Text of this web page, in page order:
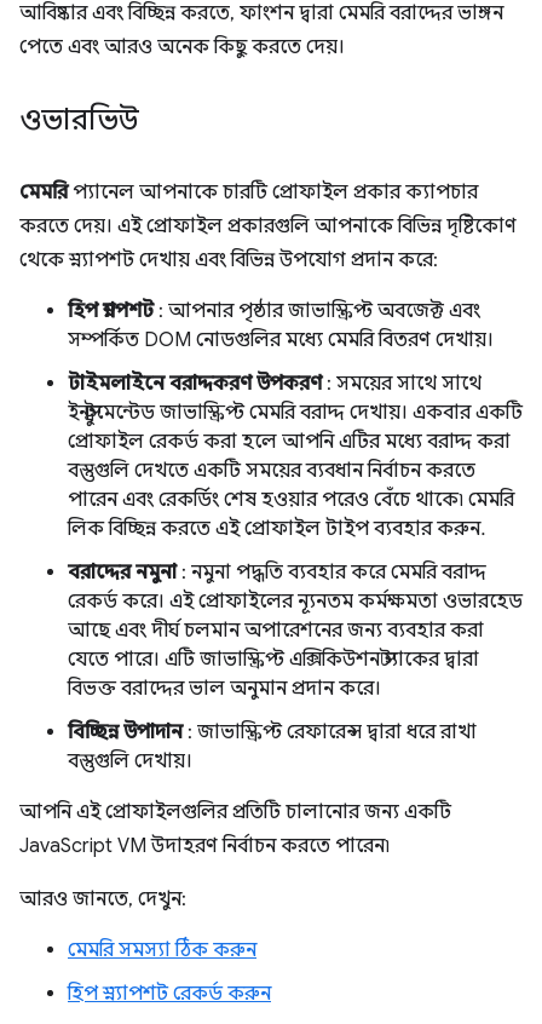
আবিষ্কার এবং বিচ্ছিন্ন করতে, ফাংশন দ্বারা মেমরি বরাদ্দের ভাঙ্গন
পেতে এবং আরও অনেক কিছু করতে দেয়।
ওভারভিউ
মেমরিপ্যানেল আপনাকে চারটি প্রোফাইল প্রকার ক্যাপচার
করতে দেয়। এই প্রোফাইল প্রকারগুলি আপনাকে বিভিন্ন দৃষ্টিকোণ
থেকে স্ন্যাপশট দেখায় এবং বিভিন্ন উপযোগ প্রদান করে:
হিপ স্ন্যাপশট: আপনার পৃষ্ঠার জাভাস্ক্রিপ্ট অবজেক্ট এবং
সম্পর্কিত DOM নোডগুলির মধ্যে মেমরি বিতরণ দেখায়।
টাইমলাইনে বরাদ্দকরণ উপকরণ: সময়ের সাথে সাথে
ইনস্ট্রুমেন্টেড জাভাস্ক্রিপ্ট মেমরি বরাদ্দ দেখায়। একবার একটি
প্রোফাইল রেকর্ড করা হলে আপনি এটির মধ্যে বরাদ্দ করা
বস্তুগুলি দেখতে একটি সময়ের ব্যবধান নির্বাচন করতে
পারেন এবং রেকর্ডিং শেষ হওয়ার পরেও বেঁচে থাকে৷ মেমরি
লিক বিচ্ছিন্ন করতে এই প্রোফাইল টাইপ ব্যবহার করুন.
বরাদ্দের নমুনা: নমুনা পদ্ধতি ব্যবহার করে মেমরি বরাদ্দ
রেকর্ড করে। এই প্রোফাইলের ন্যূনতম কর্মক্ষমতা ওভারহেড
আছে এবং দীর্ঘ চলমান অপারেশনের জন্য ব্যবহার করা
যেতে পারে। এটি জাভাস্ক্রিপ্ট এক্সিকিউশন স্ট্যাকের দ্বারা
বিভক্ত বরাদ্দের ভাল অনুমান প্রদান করে।
বিচ্ছিন্ন উপাদান: জাভাস্ক্রিপ্ট রেফারেন্স দ্বারা ধরে রাখা
বস্তুগুলি দেখায়।
আপনি এই প্রোফাইলগুলির প্রতিটি চালানোর জন্য একটি
JavaScript VM উদাহরণ নির্বাচন করতে পারেন৷
আরও জানতে, দেখুন:
মেমরি সমস্যা ঠিক করুন
হিপ স্ন্যাপশট রেকর্ড করুন